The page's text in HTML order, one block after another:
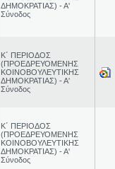
ΔΗΜΟΚΡΑΤΙΑΣ) - Α'
Σύνοδος
Κ΄ ΠΕΡΙΟΔΟΣ
(ΠΡΟΕΔΡΕΥΟΜΕΝΗΣ
ΚΟΙΝΟΒΟΥΛΕΥΤΙΚΗΣ
ΔΗΜΟΚΡΑΤΙΑΣ) - Α'
Σύνοδος
Κ΄ ΠΕΡΙΟΔΟΣ
(ΠΡΟΕΔΡΕΥΟΜΕΝΗΣ
ΚΟΙΝΟΒΟΥΛΕΥΤΙΚΗΣ
ΔΗΜΟΚΡΑΤΙΑΣ) - Α'
Σύνοδος